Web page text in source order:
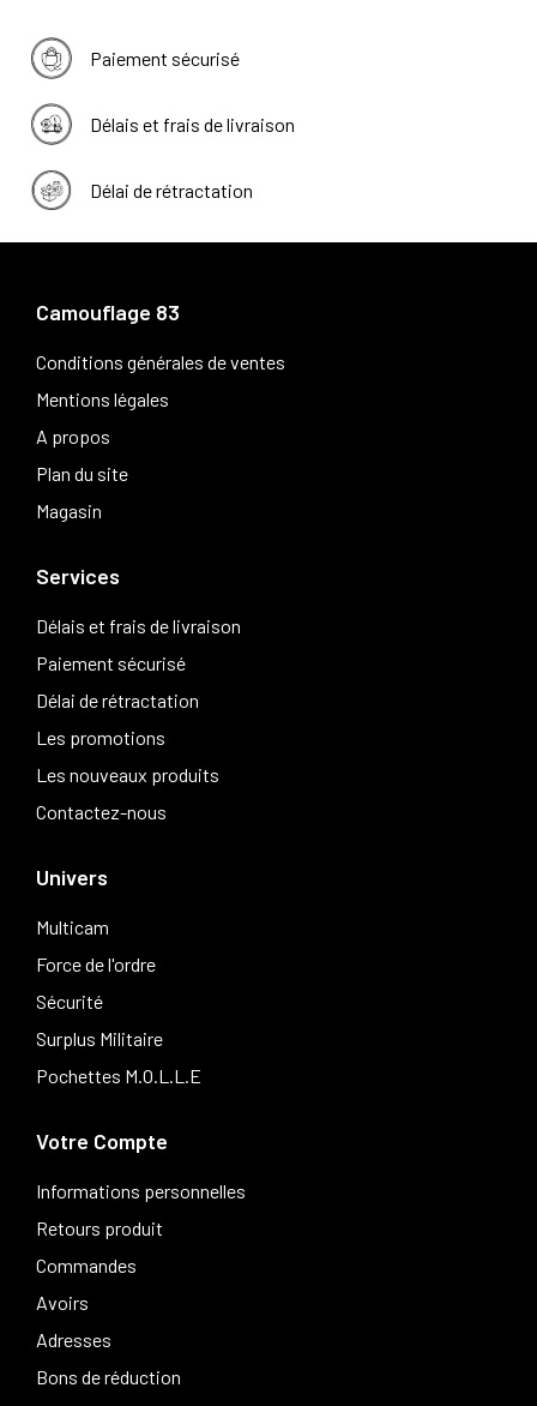
Paiement sécurisé
Délais et frais de livraison
Délai de rétractation
Camouflage 83
Conditions générales de ventes
Mentions légales
A propos
Plan du site
Magasin
Services
Délais et frais de livraison
Paiement sécurisé
Délai de rétractation
Les promotions
Les nouveaux produits
Contactez-nous
Univers
Multicam
Force de l'ordre
Sécurité
Surplus Militaire
Pochettes M.O.L.L.E
Votre Compte
Informations personnelles
Retours produit
Commandes
Avoirs
Adresses
Bons de réduction